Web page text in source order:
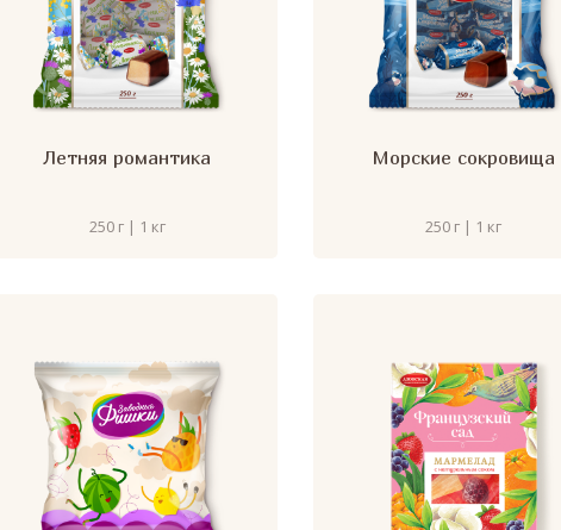
Летняя романтика
250 г | 1 кг
Морские сокровища
250 г | 1 кг